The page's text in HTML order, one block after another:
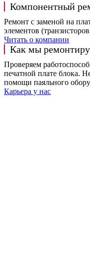
Компонентный
Ремонт с заменой на
элементов
Читать о компании
Как мы
Проверяем
печатной плате блока.
помощи паяльного
Карьера у нас